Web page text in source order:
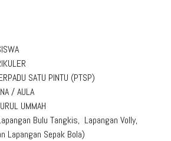
SATU PINTU (PTSP)
/ AULA
UMMAH
Bulu Tangkis, Lapangan Volly,
Lapangan Sepak Bola)